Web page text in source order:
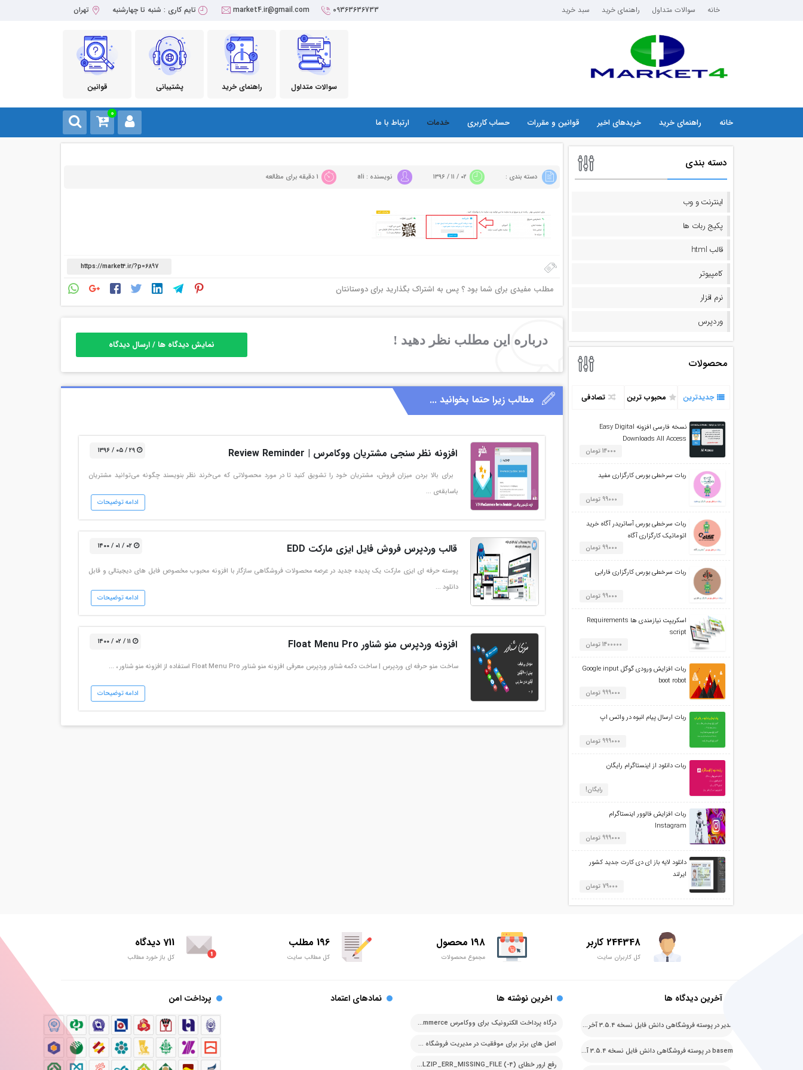
خانه سوالات متداول راهنمای خرید سبد خرید 09363636733
market4.ir@gmail.com تایم کاری : شنبه تا چهارشنبه تهران
قوانین پشتیبانی راهنمای خرید سوالات متداول
خانه راهنمای خرید خریدهای اخیر قوانین و مقررات حساب کاربری خدمات ارتباط با ما
0
دسته بندی
اینترنت و وب
پکیج ربات ها
قالب html
کامپیوتر
نرم افزار
وردپرس
محصولات
جدیدترین محبوب ترین تصادفی
نسخه فارسی افزونه Easy Digital
Downloads All Access
14000 تومان
ربات سرخطی بورس کارگزاری مفید
99000 تومان
ربات سرخطی بورس آساتریدر آگاه خرید
اتوماتیک کارگزاری آگاه
99000 تومان
ربات سرخطی بورس کارگزاری فارابی
99000 تومان
اسکریپت نیازمندی ها Requirements
script
1400000 تومان
ربات افزایش ورودی گوگل Google input
boot robot
999000 تومان
ربات ارسال پیام انبوه در واتس اپ
999000 تومان
ربات دانلود از اینستاگرام رایگان
رایگان!
ربات افزایش فالوور اینستاگرام
Instagram
999000 تومان
دانلود لایه باز ای دی کارت جدید کشور
ایرلند
79000 تومان
دسته بندی : نویسنده : ali
مطلب مفیدی برای شما بود ؟ پس به اشتراک بگذارید برای دوستانتان
درباره این مطلب نظر دهید ! نمایش دیدگاه ها / ارسال دیدگاه
مطالب زیرا حتما بخوانید ...
افزونه نظر سنجی مشتریان ووکامرس | Review Reminder ۲۹ / ۰۵ / ۱۳۹۶
برای بالا بردن میزان فروش، مشتریان خود را تشویق کنید تا در مورد محصولاتی که می‌خرند نظر بنویسند چگونه می‌توانید مشتریان
باسابقه‌ی …
ادامه توضیحات
قالب وردپرس فروش فایل ایزی مارکت EDD ۰۲ / ۰۱ / ۱۴۰۰
پوسته حرفه ای ایزی مارکت یک پدیده جدید در عرصه محصولات فروشگاهی سازگار با افزونه محبوب مخصوص فایل های دیجیتالی و قابل
دانلود …
ادامه توضیحات
افزونه وردپرس منو شناور Float Menu Pro ۱۱ / ۰۲ / ۱۴۰۰
ساخت منو حرفه ای وردپرس | ساخت دکمه شناور وردپرس معرفی افزونه منو شناور Float Menu Pro استفاده از افزونه منو شناور ، …
ادامه توضیحات
244348 کاربر
کل کاربران سایت
198 محصول
مجموع محصولات
196 مطلب
کل مطالب سایت
711 دیدگاه
کل باز خورد مطالب
آخرین دیدگاه ها
مدیردرپوسته فروشگاهی دانش فایل نسخه 3.5.4 آخرین نسخه
basemدرپوسته فروشگاهی دانش فایل نسخه 3.5.4 آخرین نسخه
اخرین نوشته ها
درگاه پرداخت الکترونیک برای ووکامرس woocommerce
اصل های برتر برای موفقیت در مدیریت فروشگاه آنلاین
رفع ارور خطای PCLZIP_ERR_MISSING_FILE (-4)
نمادهای اعتماد پرداخت امن